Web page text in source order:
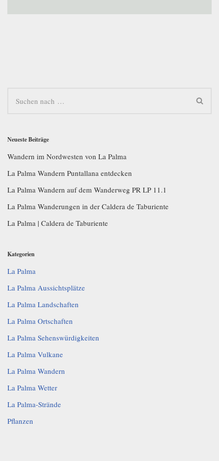
Neueste Beiträge
Wandern im Nordwesten von La Palma
La Palma Wandern Puntallana entdecken
La Palma Wandern auf dem Wanderweg PR LP 11.1
La Palma Wanderungen in der Caldera de Taburiente
La Palma | Caldera de Taburiente
Kategorien
La Palma
La Palma Aussichtsplätze
La Palma Landschaften
La Palma Ortschaften
La Palma Sehenswürdigkeiten
La Palma Vulkane
La Palma Wandern
La Palma Wetter
La Palma-Strände
Pflanzen